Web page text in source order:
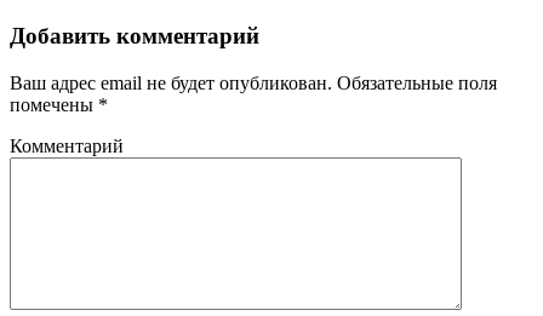
Добавить комментарий
Ваш адрес email не будет опубликован. Обязательные поля
помечены *
Комментарий